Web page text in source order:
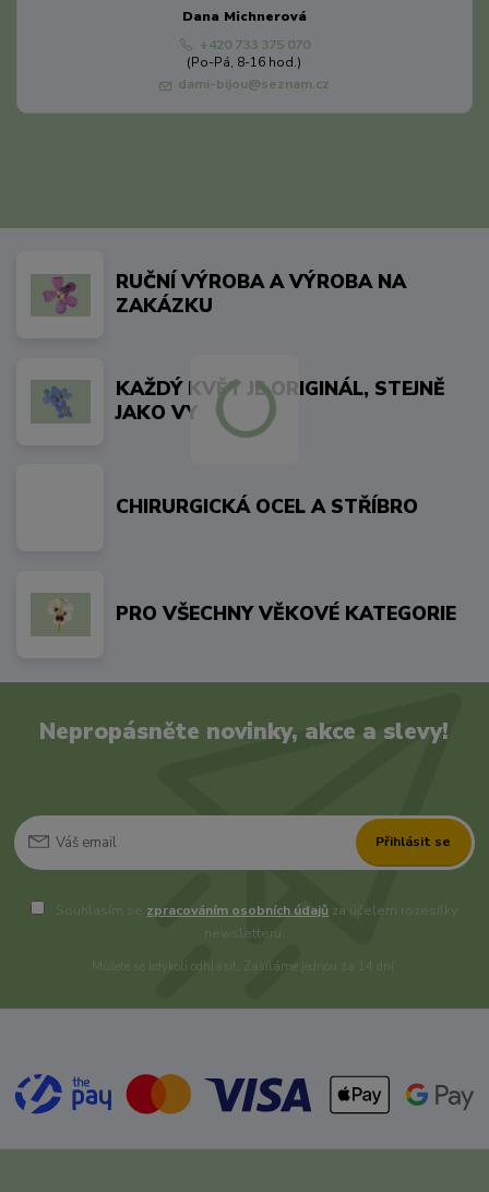
Dana Michnerová
+420 733 375 070
(Po-Pá, 8-16 hod.)
dami-bijou@seznam.cz
RUČNÍ VÝROBA A VÝROBA NA
ZAKÁZKU
KAŽDÝ KVĚT JE ORIGINÁL, STEJNĚ
JAKO VY
CHIRURGICKÁ OCEL A STŘÍBRO
PRO VŠECHNY VĚKOVÉ KATEGORIE
Nepropásněte novinky, akce a slevy!
Přihlásit se
Souhlasím se zpracováním osobních údajů za účelem rozesílky
newsletteru.
Můžete se kdykoli odhlásit. Zasíláme jednou za 14 dní.